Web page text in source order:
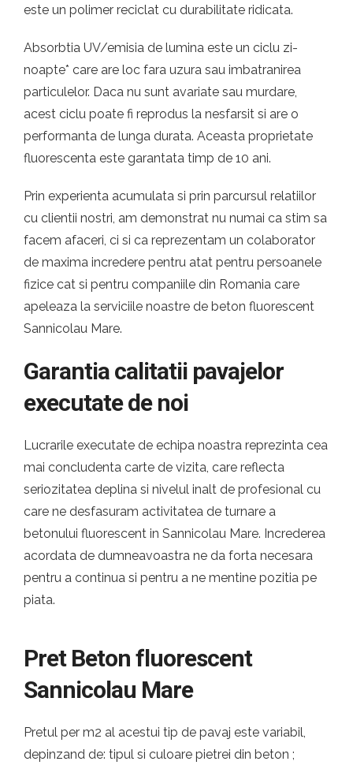
este un polimer reciclat cu durabilitate ridicata.
Absorbtia UV/emisia de lumina este un ciclu zi-
noapte* care are loc fara uzura sau imbatranirea
particulelor. Daca nu sunt avariate sau murdare,
acest ciclu poate fi reprodus la nesfarsit si are o
performanta de lunga durata. Aceasta proprietate
fluorescenta este garantata timp de 10 ani.
Prin experienta acumulata si prin parcursul relatiilor
cu clientii nostri, am demonstrat nu numai ca stim sa
facem afaceri, ci si ca reprezentam un colaborator
de maxima incredere pentru atat pentru persoanele
fizice cat si pentru companiile din Romania care
apeleaza la serviciile noastre de beton fluorescent
Sannicolau Mare.
Garantia calitatii pavajelor
executate de noi
Lucrarile executate de echipa noastra reprezinta cea
mai concludenta carte de vizita, care reflecta
seriozitatea deplina si nivelul inalt de profesional cu
care ne desfasuram activitatea de turnare a
betonului fluorescent in Sannicolau Mare. Increderea
acordata de dumneavoastra ne da forta necesara
pentru a continua si pentru a ne mentine pozitia pe
piata.
Pret Beton fluorescent
Sannicolau Mare
Pretul per m2 al acestui tip de pavaj este variabil,
depinzand de: tipul si culoare pietrei din beton ;